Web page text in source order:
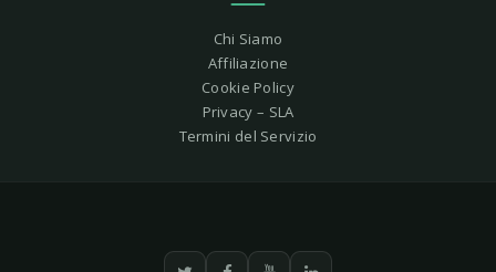
Chi Siamo
Affiliazione
Cookie Policy
Privacy – SLA
Termini del Servizio